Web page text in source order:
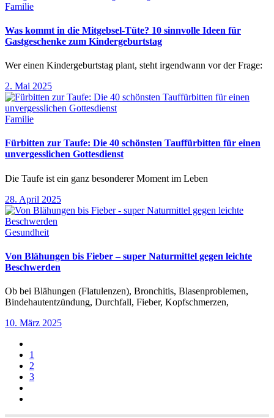
Familie
Was kommt in die Mitgebsel-Tüte? 10 sinnvolle Ideen für
Gastgeschenke zum Kindergeburtstag
Wer einen Kindergeburtstag plant, steht irgendwann vor der Frage:
2. Mai 2025
Familie
Fürbitten zur Taufe: Die 40 schönsten Tauffürbitten für einen
unvergesslichen Gottesdienst
Die Taufe ist ein ganz besonderer Moment im Leben
28. April 2025
Gesundheit
Von Blähungen bis Fieber – super Naturmittel gegen leichte
Beschwerden
Ob bei Blähungen (Flatulenzen), Bronchitis, Blasenproblemen,
Bindehautentzündung, Durchfall, Fieber, Kopfschmerzen,
10. März 2025
1
2
3